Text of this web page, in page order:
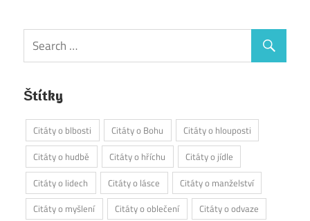
Štítky
Citáty o blbosti Citáty o Bohu
Citáty o hlouposti
Citáty o hudbě
Citáty o hříchu
Citáty o jídle
Citáty o lidech
Citáty o lásce
Citáty o manželství
Citáty o myšlení
Citáty o oblečení Citáty o odvaze